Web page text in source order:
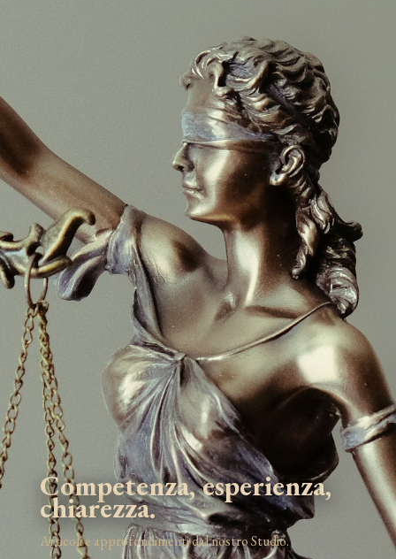
Competenza, esperienza,
chiarezza.
Articoli e approfondimenti dal nostro Studio.